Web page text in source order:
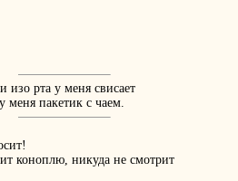
изо рта у меня свисает
меня пакетик с чаем.
коноплю, никуда не смотрит